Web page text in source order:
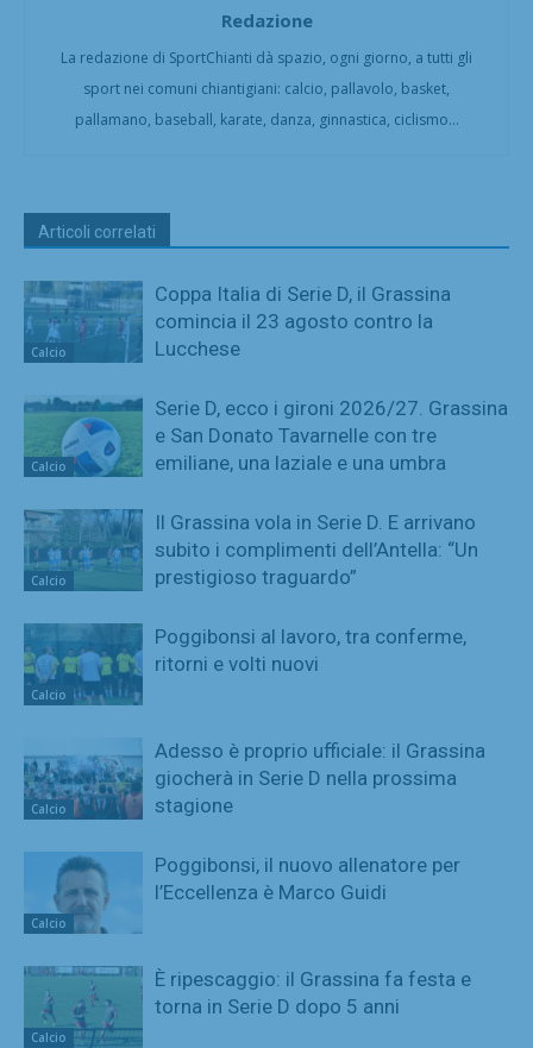
Redazione
La redazione di SportChianti dà spazio, ogni giorno, a tutti gli
sport nei comuni chiantigiani: calcio, pallavolo, basket,
pallamano, baseball, karate, danza, ginnastica, ciclismo...
Articoli correlati
Calcio
Coppa Italia di Serie D, il Grassina
comincia il 23 agosto contro la
Lucchese
Calcio
Serie D, ecco i gironi 2026/27. Grassina
e San Donato Tavarnelle con tre
emiliane, una laziale e una umbra
Calcio
Il Grassina vola in Serie D. E arrivano
subito i complimenti dell’Antella: “Un
prestigioso traguardo”
Calcio
Poggibonsi al lavoro, tra conferme,
ritorni e volti nuovi
Calcio
Adesso è proprio ufficiale: il Grassina
giocherà in Serie D nella prossima
stagione
Calcio
Poggibonsi, il nuovo allenatore per
l’Eccellenza è Marco Guidi
Calcio
È ripescaggio: il Grassina fa festa e
torna in Serie D dopo 5 anni